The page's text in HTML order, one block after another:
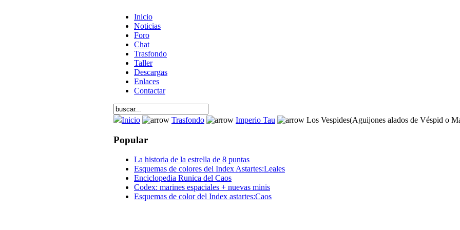
Inicio
Noticias
Foro
Chat
Trasfondo
Taller
Descargas
Enlaces
Contactar
Inicio Trasfondo Imperio Tau Los Vespides(Aguijones alados de Véspid o
Popular
La historia de la estrella de 8 puntas
Esquemas de colores del Index Astartes:Leales
Enciclopedia Runica del Caos
Codex: marines espaciales + nuevas minis
Esquemas de color del Index astartes:Caos